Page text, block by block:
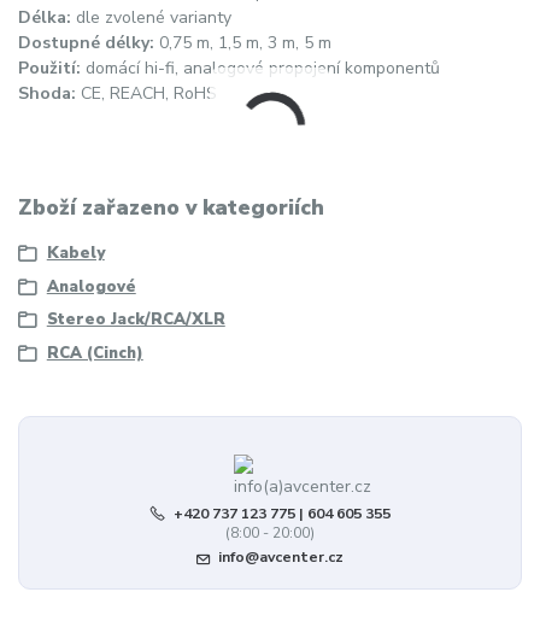
Délka: dle zvolené varianty
Dostupné délky: 0,75 m, 1,5 m, 3 m, 5 m
Použití: domácí hi-fi, analogové propojení komponentů
Shoda: CE, REACH, RoHS
Zboží zařazeno v kategoriích
Kabely
Analogové
Stereo Jack/RCA/XLR
RCA (Cinch)
+420 737 123 775 | 604 605 355
(8:00 - 20:00)
info@avcenter.cz